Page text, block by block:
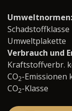
Umweltnormen:
Schadstoffklasse
Umweltplakette
Verbrauch und
Kraftstoffverbr.
CO2-Emissionen
CO2-Klasse